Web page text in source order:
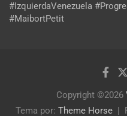
#IzquierdaVenezuela
#MaibortPetit
Copyright ©2026
Tema por: Theme Horse